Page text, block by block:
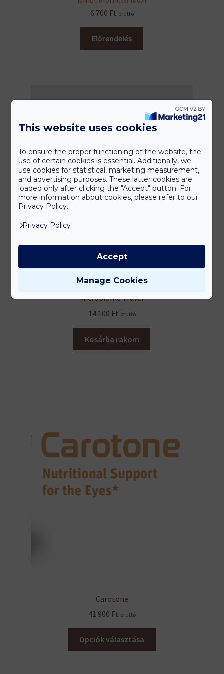
6 700 Ft bruttó
Előrendelés
Microbiome Travel
14 100 Ft bruttó
Kosárba rakom
Carotone
41 900 Ft bruttó
Opciók választása
This website uses cookies
To ensure the proper functioning of the website, the
use of certain cookies is essential. Additionally, we
use cookies for statistical, marketing measurement,
and advertising purposes. These latter cookies are
loaded only after clicking the "Accept" button. For
more information about cookies, please refer to our
Privacy Policy.
Privacy Policy
Manage Cookies
Accept